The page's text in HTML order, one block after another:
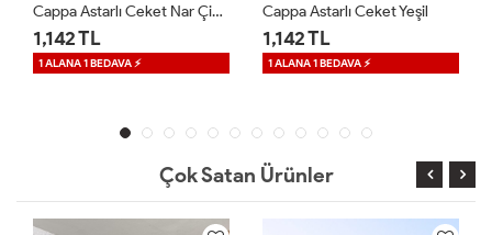
Cappa Astarlı Ceket Yeşil
1,142 TL
1 ALANA 1 BEDAVA ⚡
Velle Düğmeli Ceket Beyaz
1,599 TL
Çok Satan Ürünler